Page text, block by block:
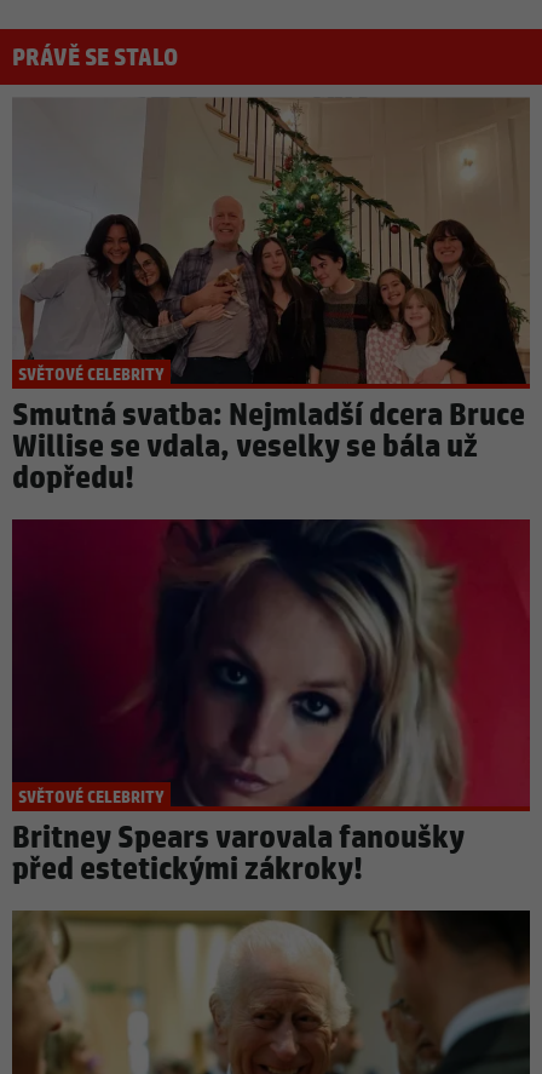
PRÁVĚ SE STALO
SVĚTOVÉ CELEBRITY
Smutná svatba: Nejmladší dcera Bruce
Willise se vdala, veselky se bála už
dopředu!
SVĚTOVÉ CELEBRITY
Britney Spears varovala fanoušky
před estetickými zákroky!